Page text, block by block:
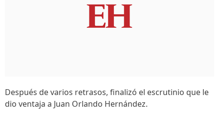
Después de varios retrasos, finalizó el escrutinio que le
dio ventaja a Juan Orlando Hernández.